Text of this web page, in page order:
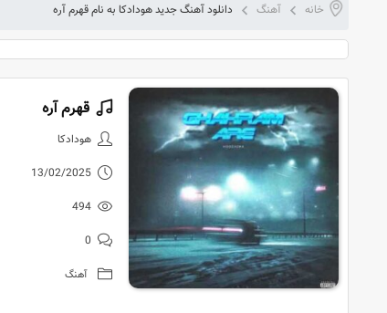
خانه آهنگ دانلود آهنگ جدید هودادکا به نام قهرم آره
دانلود
قهرم آره
هودادکا
13/02/2025
494
0
آهنگ